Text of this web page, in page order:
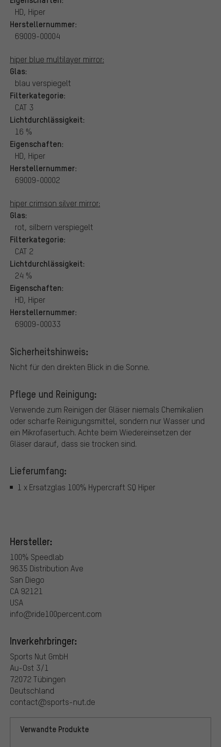
HD, Hiper
Herstellernummer:
69009-00004
hiper blue multilayer mirror:
Glas:
blau verspiegelt
Filterkategorie:
CAT 3
Lichtdurchlässigkeit:
16 %
Eigenschaften:
HD, Hiper
Herstellernummer:
69009-00002
hiper crimson silver mirror:
Glas:
rot, silbern verspiegelt
Filterkategorie:
CAT 2
Lichtdurchlässigkeit:
24 %
Eigenschaften:
HD, Hiper
Herstellernummer:
69009-00033
Sicherheitshinweis:
Nicht für den direkten Blick in die Sonne.
Pflege und Reinigung:
Verwende zum Reinigen der Gläser niemals Chemikalien
oder scharfe Reinigungsmittel, sondern nur Wasser und
ein Mikrofasertuch. Achte beim Wiedereinsetzen der
Gläser darauf, dass sie trocken sind.
Lieferumfang:
1 x Ersatzglas 100% Hypercraft SQ Hiper
Hersteller:
100% Speedlab
9635 Distribution Ave
San Diego
CA 92121
USA
info@ride100percent.com
Inverkehrbringer:
Sports Nut GmbH
Au-Ost 3/1
72072 Tübingen
Deutschland
contact@sports-nut.de
Verwandte Produkte